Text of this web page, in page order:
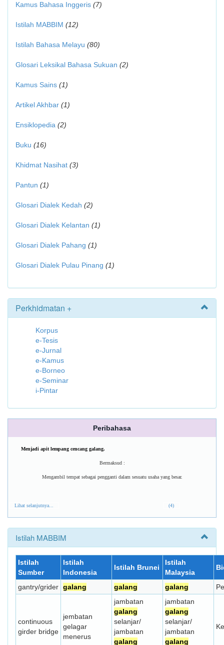
Kamus Bahasa Inggeris (7)
Istilah MABBIM (12)
Istilah Bahasa Melayu (80)
Glosari Leksikal Bahasa Sukuan (2)
Kamus Sains (1)
Artikel Akhbar (1)
Ensiklopedia (2)
Buku (16)
Khidmat Nasihat (3)
Pantun (1)
Glosari Dialek Kedah (2)
Glosari Dialek Kelantan (1)
Glosari Dialek Pahang (1)
Glosari Dialek Pulau Pinang (1)
Perkhidmatan +
Korpus
e-Tesis
e-Jurnal
e-Kamus
e-Borneo
e-Seminar
i-Pintar
Peribahasa
Menjadi apit lempang cencang galang.
Bermaksud :
Mengambil tempat sebagai pengganti dalam sesuatu usaha yang besar.
Lihat selanjutnya... (4)
Istilah MABBIM
Istilah
Sumber
Istilah
Indonesia
Istilah Brunei
Istilah
Malaysia
gantry/grider galang galang galang
continuous
girder bridge
jembatan
gelagar
menerus
jambatan
galang
selanjar/
jambatan
galang
jambatan
galang
selanjar/
jambatan
galang